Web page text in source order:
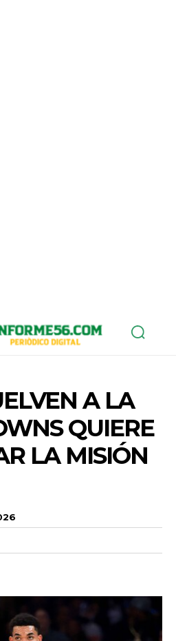
A LA
QUIERE
LA MISIÓN